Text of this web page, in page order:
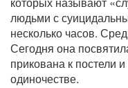
людьми с
несколько часов.
Сегодня она
прикована к постели
одиночестве.